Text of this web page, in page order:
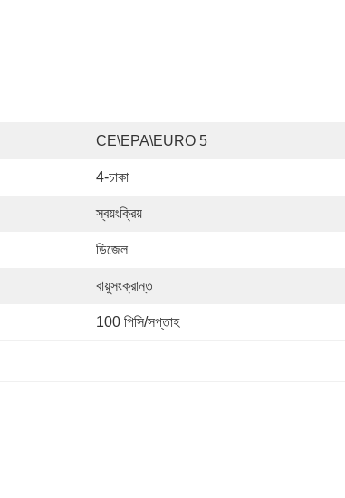
CE\EPA\EURO 5
4-চাকা
স্বয়ংক্রিয়
ডিজেল
বায়ুসংক্রান্ত
100 পিসি/সপ্তাহ